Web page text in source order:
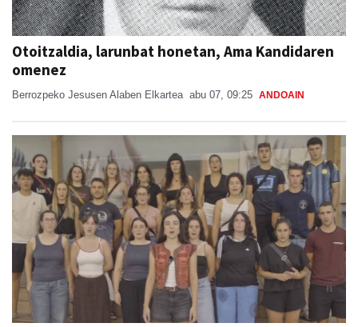
Otoitzaldia, larunbat honetan, Ama Kandidaren
omenez
Berrozpeko Jesusen Alaben Elkartea abu 07, 09:25 ANDOAIN